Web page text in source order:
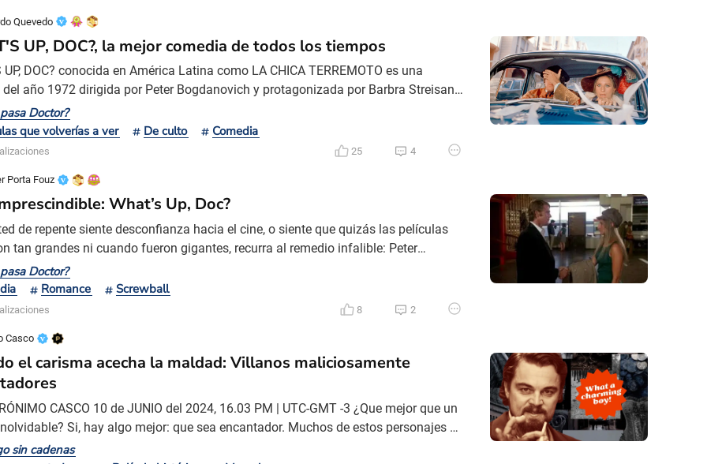
Quevedo
UP, DOC?, la mejor comedia de todos los tiempos
UP, DOC? conocida en América Latina como LA CHICA TERREMOTO es una
año 1972 dirigida por Peter Bogdanovich y protagonizada por Barbra Streisand
Es una de las películas favoritas de varios directores dentro de la industria y
gran inspiración para las generaciones futuras. Con un sello inigualable,
realiza una remake del clásico BRINGING UP B
Doctor?
que volverías a ver
De culto Comedia
25 4
Porta Fouz
What’s Up, Doc?
de repente siente desconfianza hacia el cine, o siente que quizás las películas
tan grandes ni cuando fueron gigantes, recurra al remedio infalible: Peter
Casi todas las películas del brillante señor Bogdanovich, que vivió entre
y visitó la Argentina en 2016 en ocasión del décimo octavo Bafici, son de esas
sí solas, nos pueden devolver con cr
Doctor?
Romance Screwball
8 2
Casco
el carisma acecha la maldad: Villanos maliciosamente
CASCO 10 de JUNIO del 2024, 16.03 PM | UTC-GMT -3 ¿Que mejor que un
Si, hay algo mejor: que sea encantador. Muchos de estos personajes a
los años nos entregaron su costado más vil, inquietante y perturbador, pero
sin cadenas